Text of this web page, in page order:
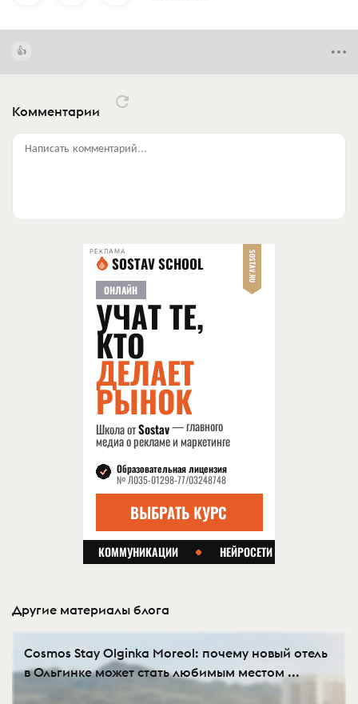
Комментарии
Написать комментарий...
РЕКЛАМА
Другие материалы блога
Cosmos Stay Olginka Moreol: почему новый отель
в Ольгинке может стать любимым местом ...